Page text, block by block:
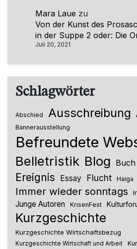
Mara Laue zu
Von der Kunst des
in der Suppe 2 oder: Die
Juli 20, 2021
Schlagwörter
Abschied Ausschreibung
Bannerausstellung
Befreundete
Belletristik Blog Buch
Ereignis Essay Flucht Haiga
Immer wieder sonntags
Junge Autoren KrisenFest
Kurzgeschichte
Kurzgeschichte Wirtschaftsbezug
Kurzgeschichte Wirtschaft und Arbeit